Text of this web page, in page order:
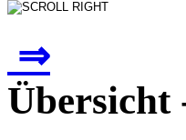
⇒
Übersicht